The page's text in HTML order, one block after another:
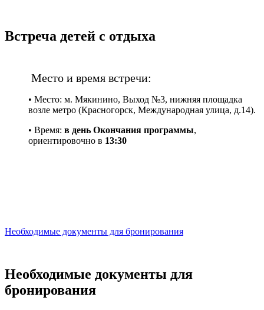
Встреча детей с отдыха
Место и время встречи:
• Место: м. Мякинино, Выход №3, нижняя площадка
возле метро (Красногорск, Международная улица, д.14).
• Время: в день Окончания программы,
ориентировочно в 13:30
Необходимые документы для бронирования
Необходимые документы для
бронирования